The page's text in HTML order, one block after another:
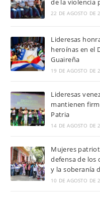
de la violencia
22 DE AGOSTO DE
Lideresas
heroínas en el
Guaireña
19 DE AGOSTO DE
Lideresas
mantienen
Patria
14 DE AGOSTO DE
Mujeres
defensa de los
y la soberanía
10 DE AGOSTO DE